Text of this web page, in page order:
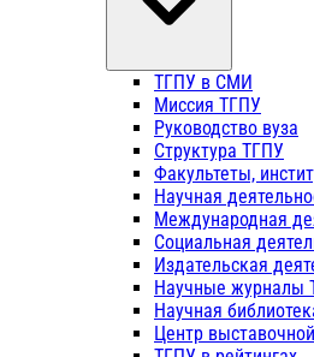
ТГПУ в СМИ
Миссия ТГПУ
Руководство вуза
Структура ТГПУ
Факультеты,
Научная
Международная
Социальная
Издательская
Научные журналы
Научная
Центр